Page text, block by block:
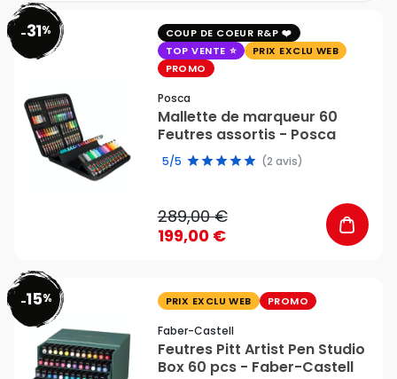
-31%
COUP DE COEUR R&P
TOP VENTE
PRIX EXCLU WEB
PROMO
Posca
Mallette de marqueur 60
Feutres assortis - Posca
5/5 (2 avis)
289,00 €
199,00 €
-15% PRIX EXCLU WEB PROMO
Faber-Castell
Feutres Pitt Artist Pen Studio
Box 60 pcs - Faber-Castell